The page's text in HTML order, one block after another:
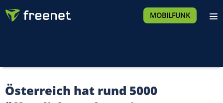
MOBILFUNK
Österreich hat rund 5000